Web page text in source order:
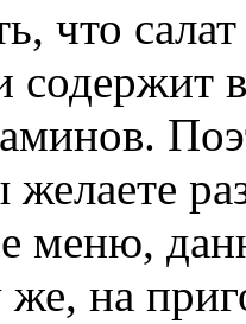
что
содержит
меню,
на